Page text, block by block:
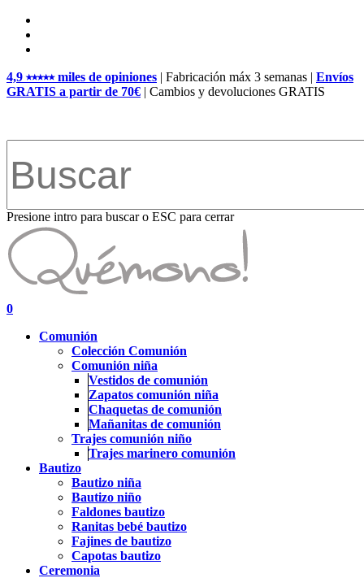
Skip
main
4,9 ⭑⭑⭑⭑⭑ miles de opiniones | Fabricación máx 3 semanas | Envíos
GRATIS a partir de 70€ | Cambios y devoluciones GRATIS
Presione intro para buscar o ESC para cerrar
Close
Search
search
account
0
Comunión
Colección Comunión
Comunión niña
Vestidos de comunión
Zapatos comunión niña
Chaquetas de comunión
Mañanitas de comunión
Trajes comunión niño
Trajes marinero comunión
Bautizo
Bautizo niña
Bautizo niño
Faldones bautizo
Ranitas bebé bautizo
Fajines de bautizo
Capotas bautizo
Ceremonia